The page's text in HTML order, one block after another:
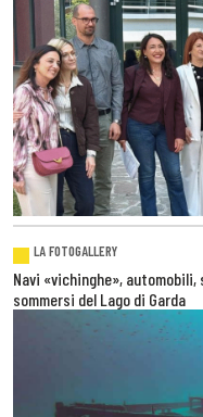
LA FOTOGALLERY
Navi «vichinghe»,
sommersi del Lago di Garda